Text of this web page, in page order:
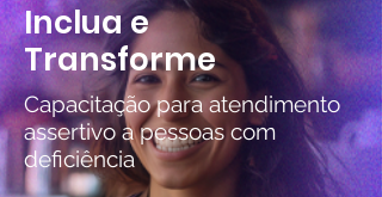
Inclua e
Transforme
Capacitação para atendimento
assertivo a pessoas com
deficiência